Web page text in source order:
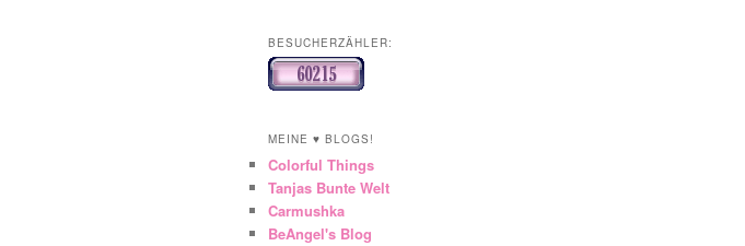
BESUCHERZÄHLER:
MEINE ♥ BLOGS!
Colorful Things
Tanjas Bunte Welt
Carmushka
BeAngel's Blog